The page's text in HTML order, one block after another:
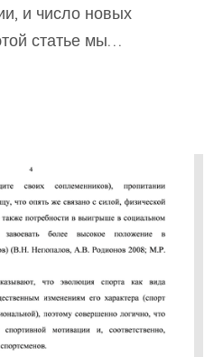
и число новых
статье мы…